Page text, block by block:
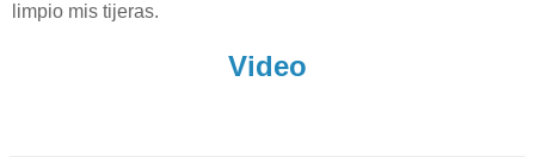
limpio mis tijeras.
Video